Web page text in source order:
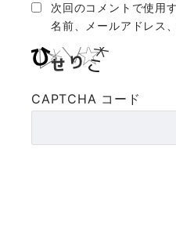
次回のコメントで使用
名前、メールアドレス
CAPTCHA コード